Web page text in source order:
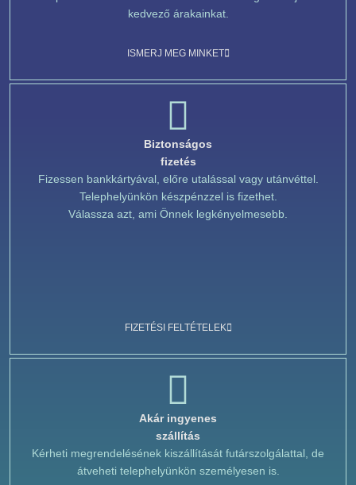
kedvező árakainkat.
ISMERJ MEG MINKET
Biztonságos
fizetés
Fizessen bankkártyával, előre utalással vagy utánvéttel.
Telephelyünkön készpénzzel is fizethet.
Válassza azt, ami Önnek legkényelmesebb.
FIZETÉSI FELTÉTELEK
Akár ingyenes
szállítás
Kérheti megrendelésének kiszállítását futárszolgálattal, de
átveheti telephelyünkön személyesen is.